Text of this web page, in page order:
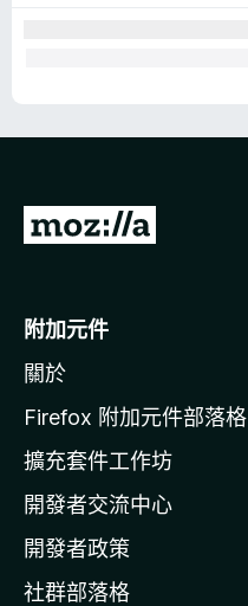
前
o
i
l
a
官
網
附加元件
關於
Firefox 附加元件部落格
擴充套件工作坊
開發者交流中心
開發者政策
社群部落格